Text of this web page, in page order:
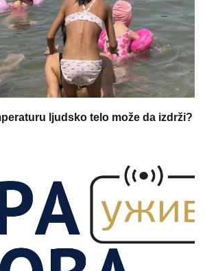
ljudsko telo može da izdrži?